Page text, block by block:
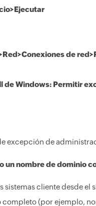
de
de Windows: Permitir
excepción de
nombre de dominio
sistemas cliente desde
completo (por ejemplo,